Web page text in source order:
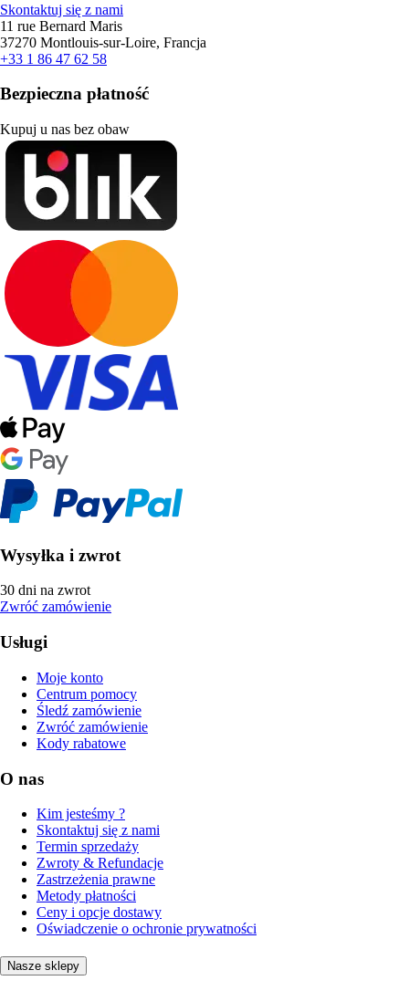
Skontaktuj się z nami
11 rue Bernard Maris
37270 Montlouis-sur-Loire, Francja
+33 1 86 47 62 58
Bezpieczna płatność
Kupuj u nas bez obaw
Wysyłka i zwrot
30 dni na zwrot
Zwróć zamówienie
Usługi
Moje konto
Centrum pomocy
Śledź zamówienie
Zwróć zamówienie
Kody rabatowe
O nas
Kim jesteśmy ?
Skontaktuj się z nami
Termin sprzedaży
Zwroty & Refundacje
Zastrzeżenia prawne
Metody płatności
Ceny i opcje dostawy
Oświadczenie o ochronie prywatności
Nasze sklepy